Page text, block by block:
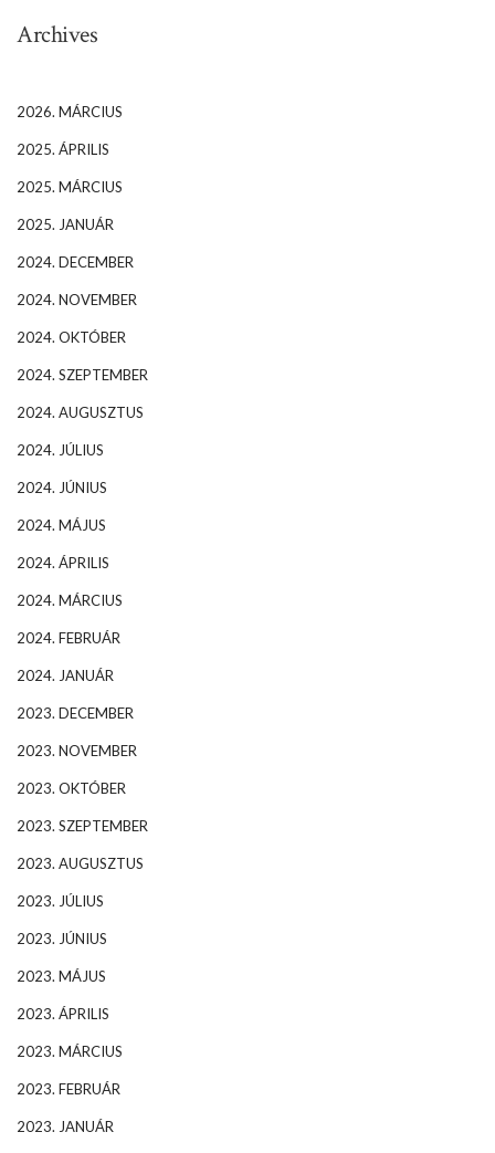
Archives
2026. MÁRCIUS
2025. ÁPRILIS
2025. MÁRCIUS
2025. JANUÁR
2024. DECEMBER
2024. NOVEMBER
2024. OKTÓBER
2024. SZEPTEMBER
2024. AUGUSZTUS
2024. JÚLIUS
2024. JÚNIUS
2024. MÁJUS
2024. ÁPRILIS
2024. MÁRCIUS
2024. FEBRUÁR
2024. JANUÁR
2023. DECEMBER
2023. NOVEMBER
2023. OKTÓBER
2023. SZEPTEMBER
2023. AUGUSZTUS
2023. JÚLIUS
2023. JÚNIUS
2023. MÁJUS
2023. ÁPRILIS
2023. MÁRCIUS
2023. FEBRUÁR
2023. JANUÁR